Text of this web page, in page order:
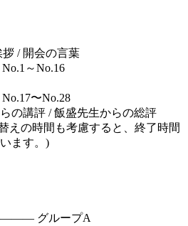
/ 開会の言葉
～No.16
〜No.28
の講評 / 飯盛先生からの総評
えの時間も考慮すると、終了時間
ます。)
グループA